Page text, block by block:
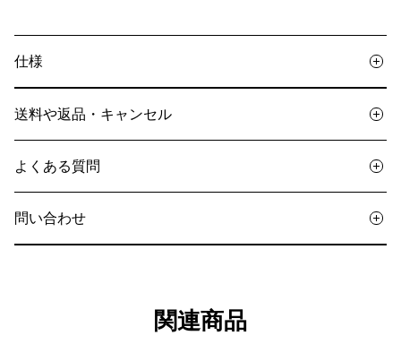
仕様
送料や返品・キャンセル
よくある質問
問い合わせ
関連商品